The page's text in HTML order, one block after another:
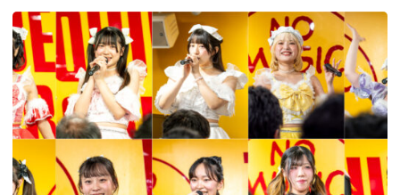
央
公
園"
2026
Grand
Finale
1minute Projection
Mapping Competition"